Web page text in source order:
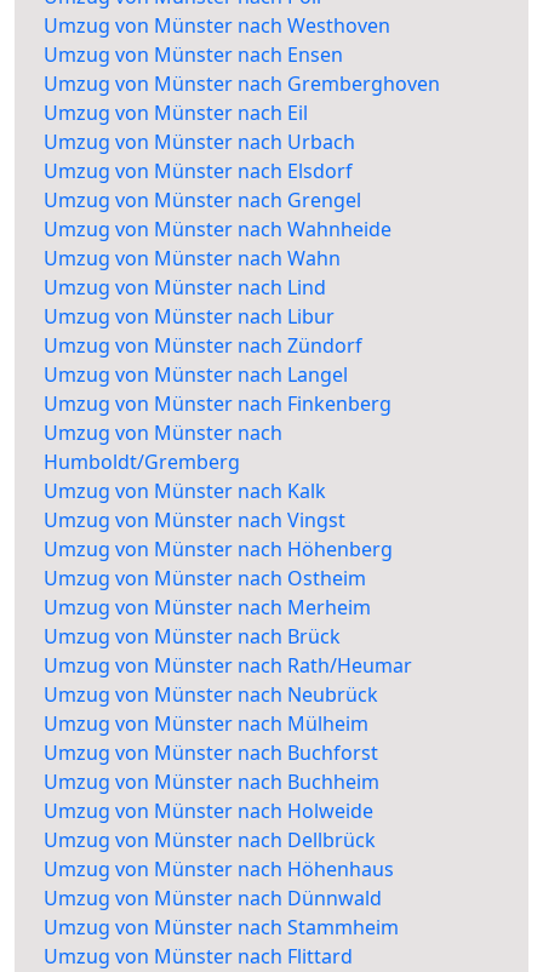
Umzug von Münster nach Westhoven
Umzug von Münster nach Ensen
Umzug von Münster nach Gremberghoven
Umzug von Münster nach Eil
Umzug von Münster nach Urbach
Umzug von Münster nach Elsdorf
Umzug von Münster nach Grengel
Umzug von Münster nach Wahnheide
Umzug von Münster nach Wahn
Umzug von Münster nach Lind
Umzug von Münster nach Libur
Umzug von Münster nach Zündorf
Umzug von Münster nach Langel
Umzug von Münster nach Finkenberg
Umzug von Münster nach
Humboldt/Gremberg
Umzug von Münster nach Kalk
Umzug von Münster nach Vingst
Umzug von Münster nach Höhenberg
Umzug von Münster nach Ostheim
Umzug von Münster nach Merheim
Umzug von Münster nach Brück
Umzug von Münster nach Rath/Heumar
Umzug von Münster nach Neubrück
Umzug von Münster nach Mülheim
Umzug von Münster nach Buchforst
Umzug von Münster nach Buchheim
Umzug von Münster nach Holweide
Umzug von Münster nach Dellbrück
Umzug von Münster nach Höhenhaus
Umzug von Münster nach Dünnwald
Umzug von Münster nach Stammheim
Umzug von Münster nach Flittard